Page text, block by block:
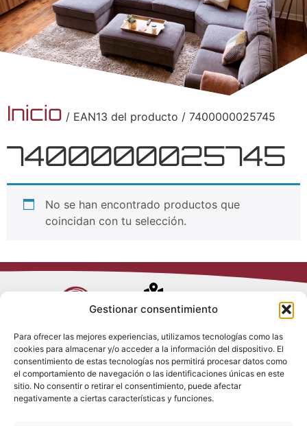
Gestionar consentimiento
Para ofrecer las mejores experiencias, utilizamos tecnologías como las
cookies para almacenar y/o acceder a la información del dispositivo. El
consentimiento de estas tecnologías nos permitirá procesar datos como
el comportamiento de navegación o las identificaciones únicas en este
sitio. No consentir o retirar el consentimiento, puede afectar
negativamente a ciertas características y funciones.
Inicio / EAN13 del producto / 7400000025745
7400000025745
No se han encontrado productos que
coincidan con tu selección.
Avenida de
28017 Madrid
(España)
(+34) 910 917
Política de
Privacidad
Política de
Cookies